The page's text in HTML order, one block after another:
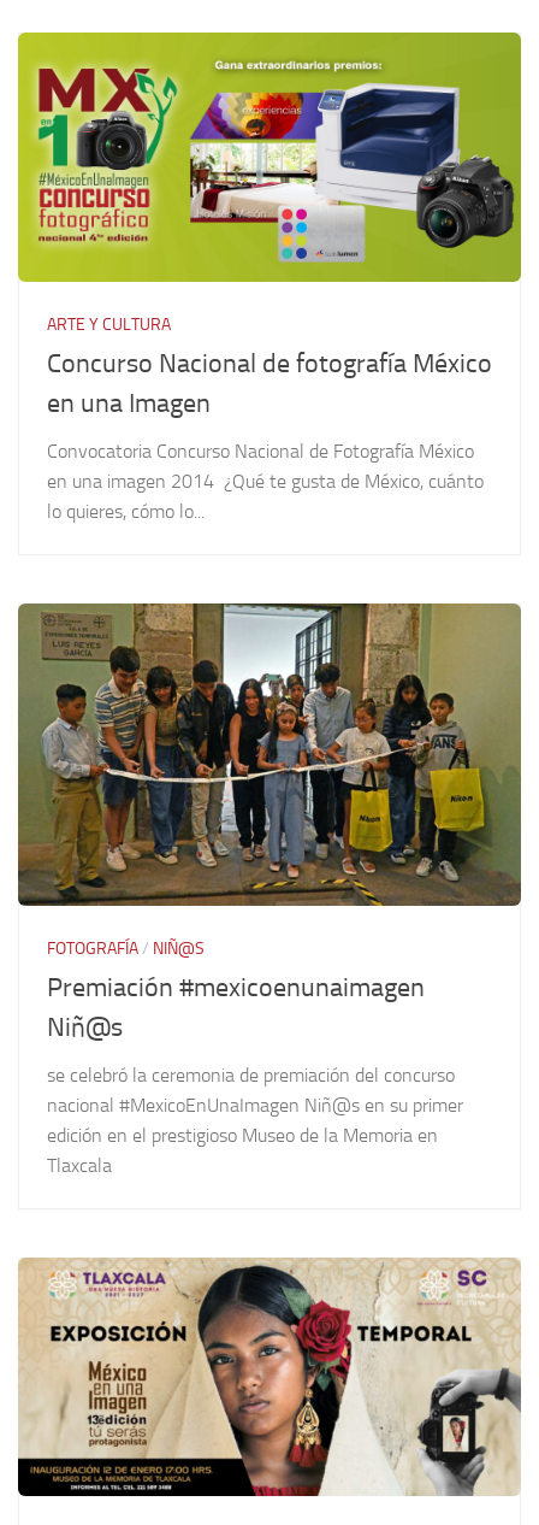
ARTE Y CULTURA
Concurso Nacional de fotografía México
en una Imagen
Convocatoria Concurso Nacional de Fotografía México
en una imagen 2014 ¿Qué te gusta de México, cuánto
lo quieres, cómo lo...
FOTOGRAFÍA/ NIÑ@S
Premiación #mexicoenunaimagen
Niñ@s
se celebró la ceremonia de premiación del concurso
nacional #MexicoEnUnaImagen Niñ@s en su primer
edición en el prestigioso Museo de la Memoria en
Tlaxcala